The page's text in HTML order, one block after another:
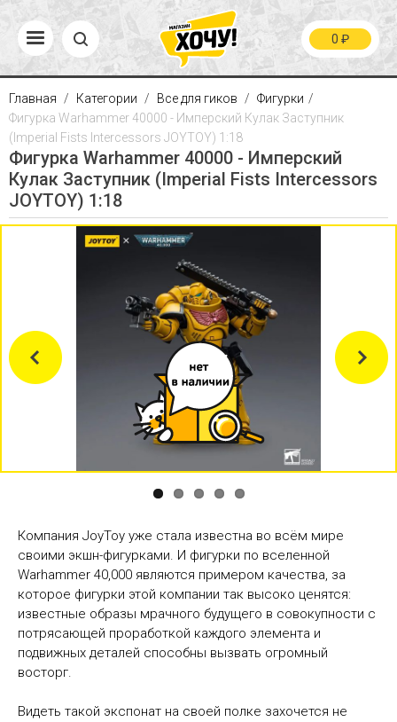
0 ₽
Главная Категории Все для гиков
Фигурки
Фигурка Warhammer 40000 - Имперский Кулак Заступник
(Imperial Fists Intercessors JOYTOY) 1:18
Фигурка Warhammer 40000 - Имперский
Кулак Заступник (Imperial Fists Intercessors
JOYTOY) 1:18
Компания JoyToy уже стала известна во всём мире
своими экшн-фигурками. И фигурки по вселенной
Warhammer 40,000 являются примером качества, за
которое фигурки этой компании так высоко ценятся:
известные образы мрачного будущего в совокупности с
потрясающей проработкой каждого элемента и
подвижных деталей способны вызвать огромный
восторг.
Видеть такой экспонат на своей полке захочется не